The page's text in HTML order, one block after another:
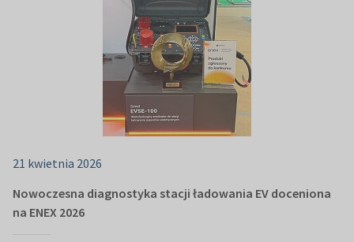
21 kwietnia 2026
Nowoczesna diagnostyka stacji ładowania EV doceniona
na ENEX 2026